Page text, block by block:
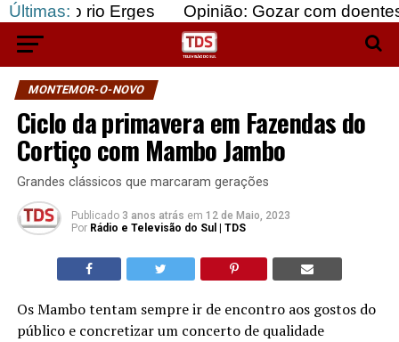
Últimas:
Erges Opinião: Gozar com doentes e bajular
MONTEMOR-O-NOVO
Ciclo da primavera em Fazendas do
Cortiço com Mambo Jambo
Grandes clássicos que marcaram gerações
Publicado 3 anos atrás em 12 de Maio, 2023
Por Rádio e Televisão do Sul | TDS
Os Mambotentam sempre ir de encontro aos gostos do
público e concretizar um concerto de qualidade